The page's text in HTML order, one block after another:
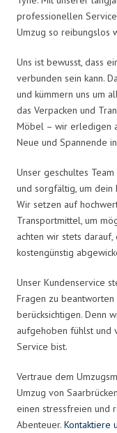
professionellen
Umzug so reibungslos
Uns ist bewusst, dass
verbunden sein kann.
und kümmern uns um
das Verpacken und
Möbel – wir erledigen
Neue und Spannende
Unser geschultes
und sorgfältig, um dein
Wir setzen auf
Transportmittel, um
achten wir stets
kostengünstig
Unser Kundenservice
Fragen zu
berücksichtigen. Denn
aufgehoben fühlst und
Service bist.
Vertraue dem
Umzug von
einen stressfreien und
Abenteuer. Kontaktiere